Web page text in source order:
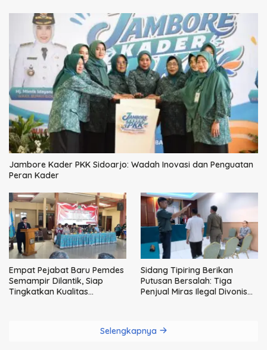
Jambore Kader PKK Sidoarjo: Wadah Inovasi dan Penguatan
Peran Kader
Empat Pejabat Baru Pemdes
Semampir Dilantik, Siap
Tingkatkan Kualitas
Sidang Tipiring Berikan
Putusan Bersalah: Tiga
Penjual Miras Ilegal Divonis
Selengkapnya